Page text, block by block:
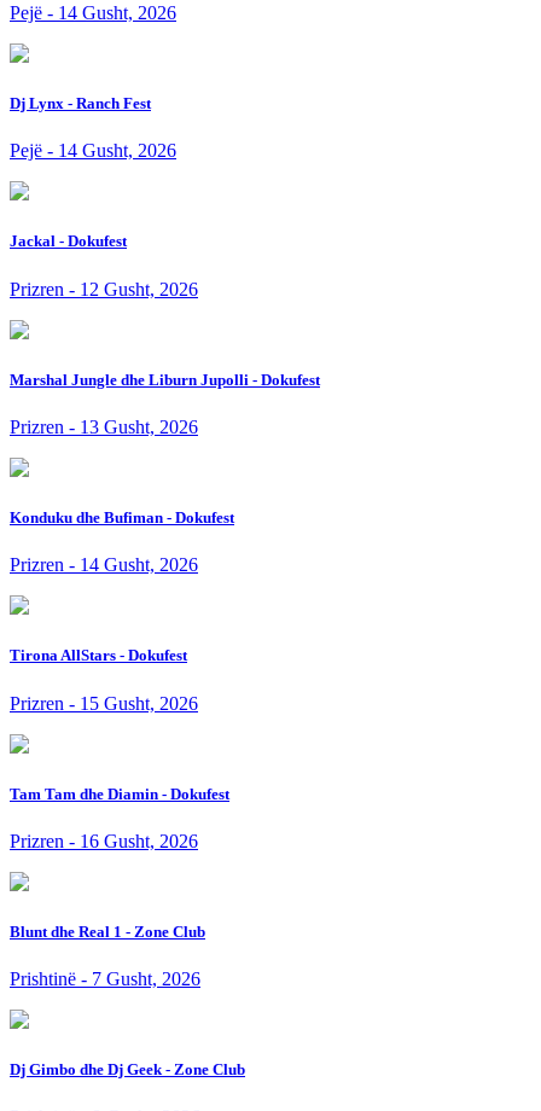
Pejë - 14 Gusht, 2026
Dj Lynx - Ranch Fest
Pejë - 14 Gusht, 2026
Jackal - Dokufest
Prizren - 12 Gusht, 2026
Marshal Jungle dhe Liburn Jupolli - Dokufest
Prizren - 13 Gusht, 2026
Konduku dhe Bufiman - Dokufest
Prizren - 14 Gusht, 2026
Tirona AllStars - Dokufest
Prizren - 15 Gusht, 2026
Tam Tam dhe Diamin - Dokufest
Prizren - 16 Gusht, 2026
Blunt dhe Real 1 - Zone Club
Prishtinë - 7 Gusht, 2026
Dj Gimbo dhe Dj Geek - Zone Club